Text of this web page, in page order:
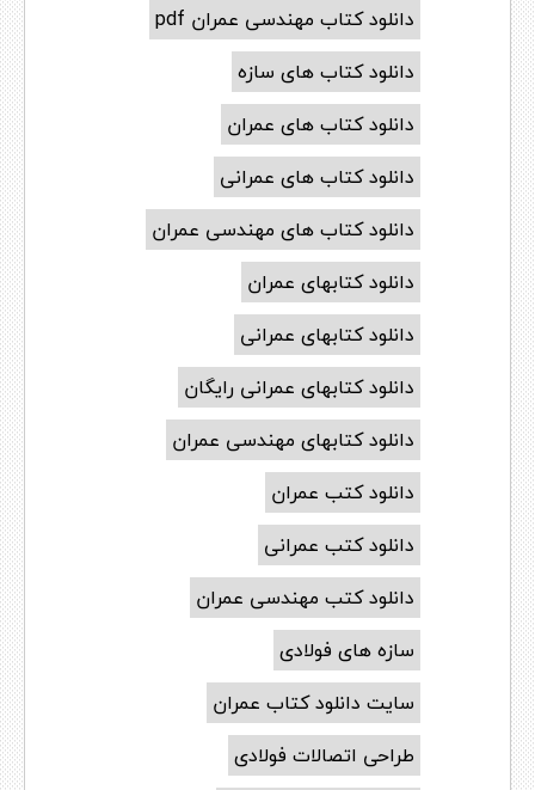
دانلود کتاب مهندسی عمران pdf
دانلود کتاب های سازه
دانلود کتاب های عمران
دانلود کتاب های عمرانی
دانلود کتاب های مهندسی عمران
دانلود کتابهای عمران
دانلود کتابهای عمرانی
دانلود کتابهای عمرانی رایگان
دانلود کتابهای مهندسی عمران
دانلود کتب عمران
دانلود کتب عمرانی
دانلود کتب مهندسی عمران
سازه های فولادی
سایت دانلود کتاب عمران
طراحی اتصالات فولادی